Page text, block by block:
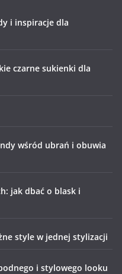
i inspiracje dla
czarne sukienki dla
wśród ubrań i obuwia
jak dbać o blask i
style w jednej stylizacji
i stylowego looku